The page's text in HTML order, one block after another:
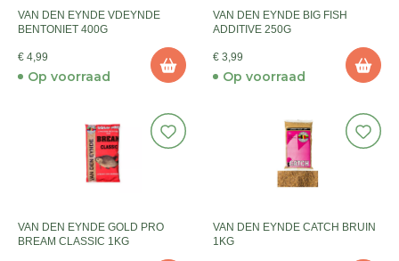
VAN DEN EYNDE VDEYNDE
BENTONIET 400G
€ 4,99
Op voorraad
VAN DEN EYNDE BIG FISH
ADDITIVE 250G
€ 3,99
Op voorraad
VAN DEN EYNDE GOLD PRO
BREAM CLASSIC 1KG
VAN DEN EYNDE CATCH BRUIN
1KG